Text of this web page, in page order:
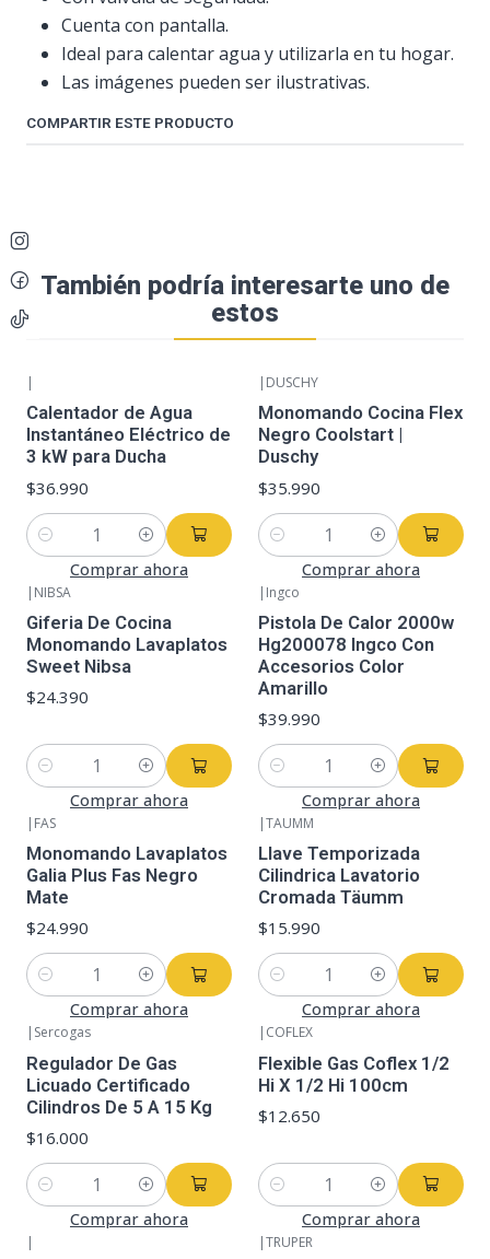
Cuenta con pantalla.
Ideal para calentar agua y utilizarla en tu hogar.
Las imágenes pueden ser ilustrativas.
COMPARTIR ESTE PRODUCTO
También podría interesarte uno de
estos
|
Calentador de Agua
Instantáneo Eléctrico de
3 kW para Ducha
$36.990
Cantidad
Comprar ahora
| DUSCHY
Monomando Cocina Flex
Negro Coolstart |
Duschy
$35.990
Cantidad
Comprar ahora
| NIBSA
Giferia De Cocina
Monomando Lavaplatos
Sweet Nibsa
$24.390
Cantidad
Comprar ahora
| Ingco
Pistola De Calor 2000w
Hg200078 Ingco Con
Accesorios Color
Amarillo
$39.990
Cantidad
Comprar ahora
| FAS
Monomando Lavaplatos
Galia Plus Fas Negro
Mate
$24.990
Cantidad
Comprar ahora
|TAUMM
Llave Temporizada
Cilindrica Lavatorio
Cromada Täumm
$15.990
Cantidad
Comprar ahora
| Sercogas
Regulador De Gas
Licuado Certificado
Cilindros De 5 A 15 Kg
$16.000
Cantidad
Comprar ahora
| COFLEX
Flexible Gas Coflex 1/2
Hi X 1/2 Hi 100cm
$12.650
Cantidad
Comprar ahora
| |TRUPER